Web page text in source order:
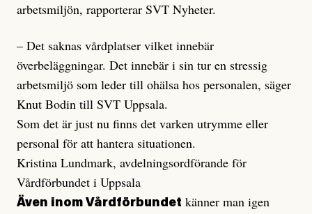
arbetsmiljön, rapporterar SVT Nyheter.
– Det saknas vårdplatser vilket innebär
överbeläggningar. Det innebär i sin tur en stressig
arbetsmiljö som leder till ohälsa hos personalen, säger
Knut Bodin till SVT Uppsala.
Som det är just nu finns det varken utrymme eller
personal för att hantera situationen.
Kristina Lundmark, avdelningsordförande för
Vårdförbundet i Uppsala
Även inom Vårdförbundet känner man igen